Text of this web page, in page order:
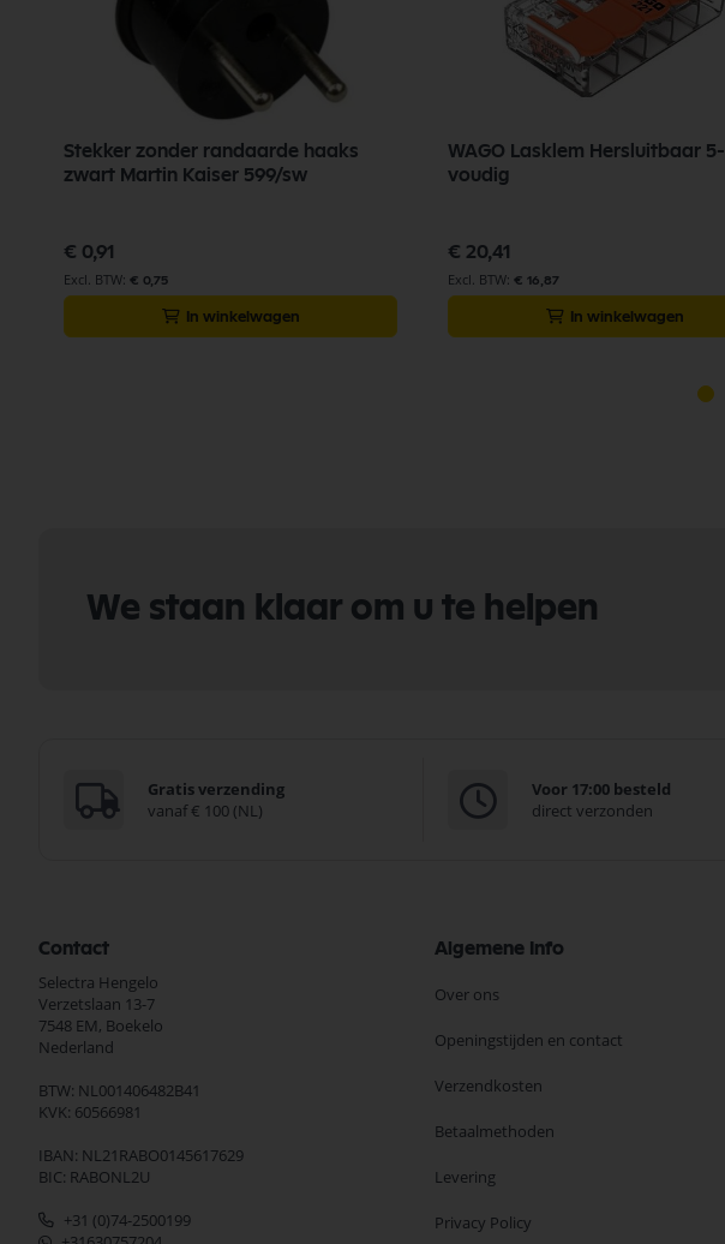
Stekker zonder randaarde haaks
zwart Martin Kaiser 599/sw
€ 0,91
€ 0,75
In winkelwagen
WAGO Lasklem Hersluitbaar 5-
voudig
€ 20,41
€ 16,87
In winkelwagen
We staan klaar om u te helpen
Gratis verzending
vanaf € 100 (NL)
Voor 17:00 besteld
direct verzonden
Contact
Selectra Hengelo
Verzetslaan 13-7
7548 EM, Boekelo
Nederland
BTW: NL001406482B41
KVK: 60566981
IBAN: NL21RABO0145617629
BIC: RABONL2U
+31 (0)74-2500199
Algemene Info
Over ons
Openingstijden en contact
Verzendkosten
Betaalmethoden
Levering
Privacy Policy